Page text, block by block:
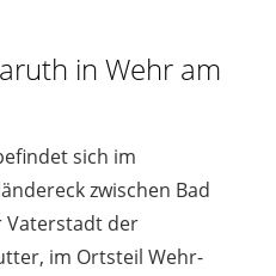
in Wehr am
sich im
zwischen Bad
Vaterstadt der
im Ortsteil Wehr-